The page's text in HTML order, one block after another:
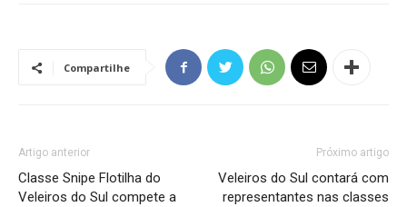
Compartilhe
Artigo anterior
Classe Snipe Flotilha do
Veleiros do Sul compete a
Próximo artigo
Veleiros do Sul contará com
representantes nas classes